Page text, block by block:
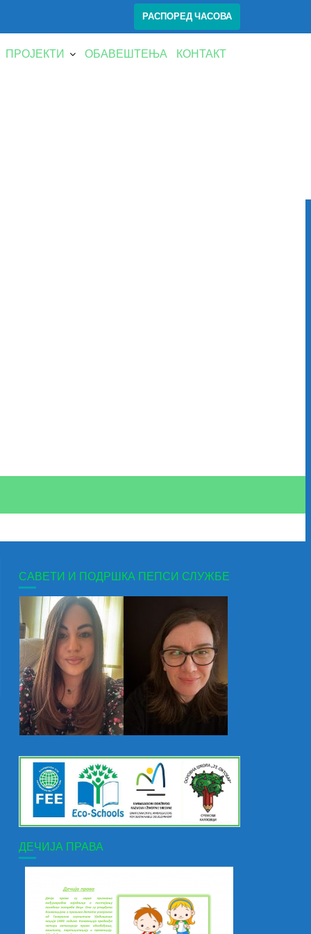
РАСПОРЕД ЧАСОВА
ПРОЈЕКТИ ОБАВЕШТЕЊА КОНТАКТ
САВЕТИ И ПОДРШКА ПЕПСИ СЛУЖБЕ
ДЕЧИЈА ПРАВА